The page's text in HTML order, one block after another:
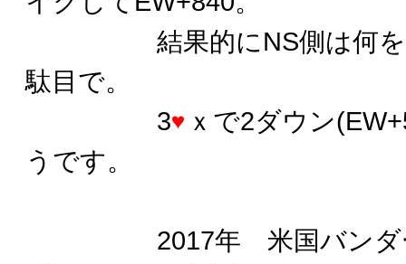
結果的にNS側は何をコ
駄目で。
3
ｘで2ダウン
うです。
2017年 米国バンダー